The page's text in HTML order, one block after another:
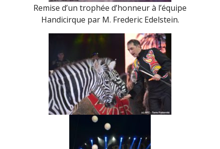
Remise d’un trophée d’honneur à l’équipe
Handicirque par M. Frederic Edelstein.